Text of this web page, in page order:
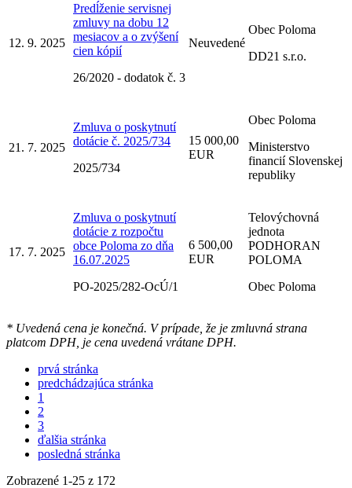
12. 9. 2025
Predĺženie servisnej
zmluvy na dobu 12
mesiacov a o zvýšení
cien kópií
26/2020 - dodatok č. 3
Neuvedené
Obec Poloma
DD21 s.r.o.
21. 7. 2025
Zmluva o poskytnutí
dotácie č. 2025/734
2025/734
15 000,00
EUR
Obec Poloma
Ministerstvo
financií Slovenskej
republiky
17. 7. 2025
Zmluva o poskytnutí
dotácie z rozpočtu
obce Poloma zo dňa
16.07.2025
PO-2025/282-OcÚ/1
6 500,00
EUR
Telovýchovná
jednota
PODHORAN
POLOMA
Obec Poloma
* Uvedená cena je konečná. V prípade, že je zmluvná strana
platcom DPH, je cena uvedená vrátane DPH.
prvá stránka
predchádzajúca stránka
1
2
3
ďalšia stránka
posledná stránka
Zobrazené 1-25 z 172